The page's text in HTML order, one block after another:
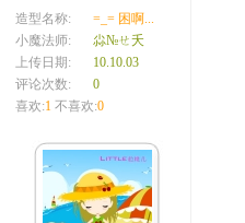
造型名称:
=_= 困啊...
小魔法师:
尛№ㄝ夭
上传日期:
10.10.03
评论次数:
0
喜欢:1 不喜欢:0